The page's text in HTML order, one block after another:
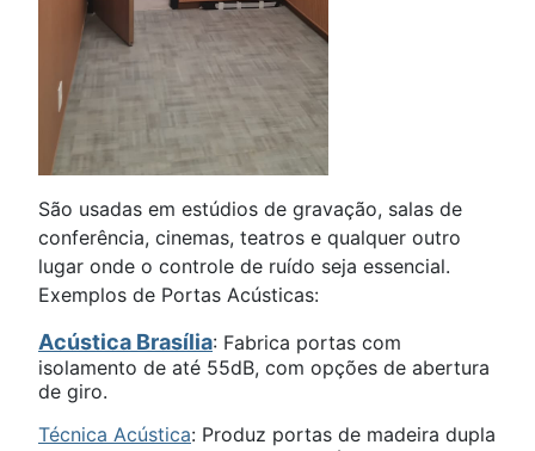
São usadas em estúdios de gravação, salas de
conferência, cinemas, teatros e qualquer outro
lugar onde o controle de ruído seja essencial.
Exemplos de Portas Acústicas:
Acústica Brasília: Fabrica portas com
isolamento de até 55dB, com opções de abertura
de giro.
Técnica Acústica: Produz portas de madeira dupla